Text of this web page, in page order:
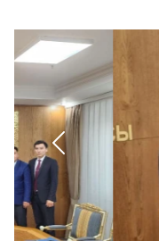
Кулинарная книга
База знаний
Вакансия